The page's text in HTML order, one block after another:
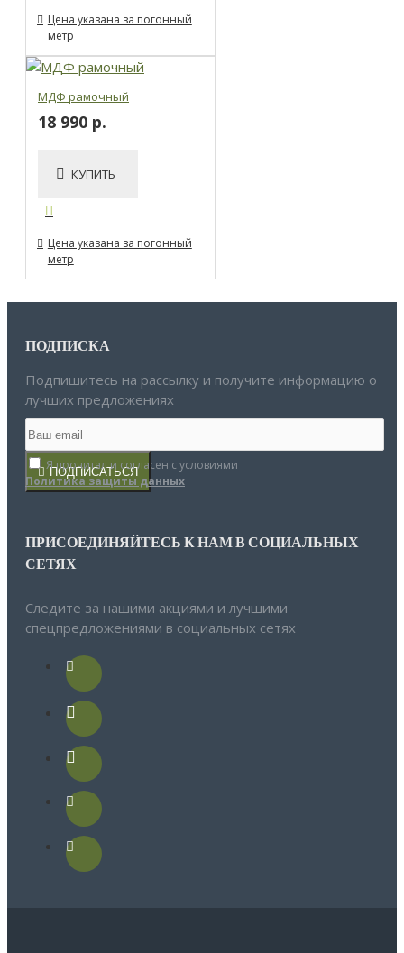
Цена указана за погонный
метр
МДФ рамочный
18 990 р.
КУПИТЬ
Цена указана за погонный
метр
ПОДПИСКА
Подпишитесь на рассылку и получите информацию о
лучших предложениях
ПОДПИСАТЬСЯ
Я прочитал и согласен с условиями
Политика защиты данных
ПРИСОЕДИНЯЙТЕСЬ К НАМ В СОЦИАЛЬНЫХ
СЕТЯХ
Следите за нашими акциями и лучшими
спецпредложениями в социальных сетях